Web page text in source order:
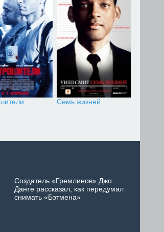
Семь жизней
Создатель «Гремлинов» Джо
Данте рассказал, как передумал
снимать «Бэтмена»